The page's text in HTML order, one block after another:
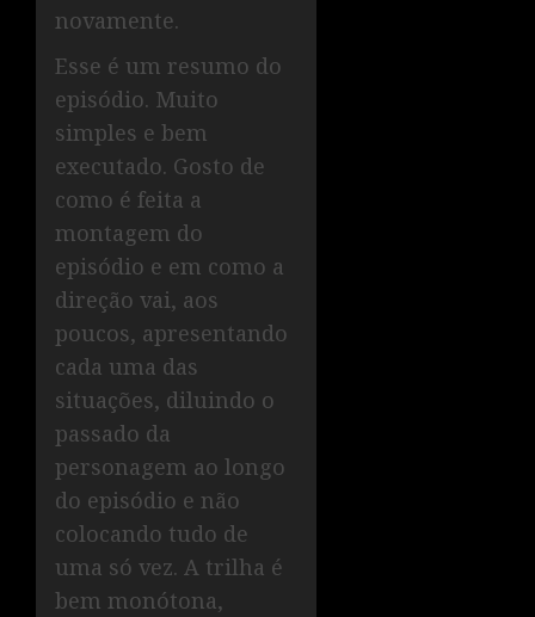
novamente.
Esse é um resumo do
episódio. Muito
simples e bem
executado. Gosto de
como é feita a
montagem do
episódio e em como a
direção vai, aos
poucos, apresentando
cada uma das
situações, diluindo o
passado da
personagem ao longo
do episódio e não
colocando tudo de
uma só vez. A trilha é
bem monótona,